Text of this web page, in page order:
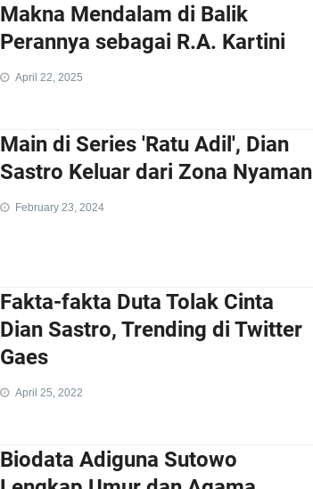
Makna Mendalam di Balik
Perannya sebagai R.A. Kartini
April 22, 2025
Main di Series 'Ratu Adil', Dian
Sastro Keluar dari Zona Nyaman
February 23, 2024
Fakta-fakta Duta Tolak Cinta
Dian Sastro, Trending di Twitter
Gaes
April 25, 2022
Biodata Adiguna Sutowo